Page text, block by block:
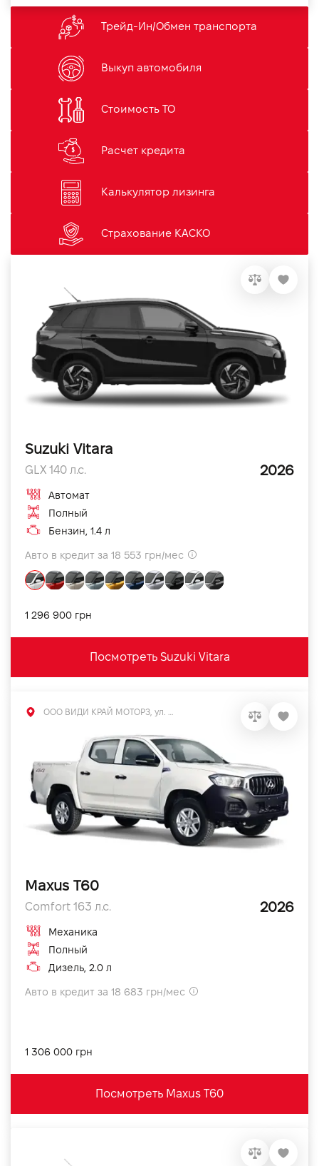
Трейд-Ин/Обмен транспорта
Выкуп автомобиля
Стоимость ТО
Расчет кредита
Калькулятор лизинга
Страхование КАСКО
Suzuki Vitara
GLX 140 л.с. 2026
Автомат
Полный
Бензин, 1.4 л
Авто в кредит за 18 553 грн/мес
1 296 900 грн
Посмотреть Suzuki Vitara
Maxus T60
Comfort 163 л.с. 2026
Механика
Полный
Дизель, 2.0 л
Авто в кредит за 18 683 грн/мес
1 306 000 грн
Посмотреть Maxus T60